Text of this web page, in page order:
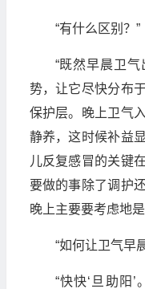
“有什么区别？”
“既然早晨卫
势，让它尽快分布
保护层。晚上卫气
静养，这时候补益
儿反复感冒的关键
要做的事除了调护
晚上主要要考虑地
“如何让卫气早
“快快‘旦助阳